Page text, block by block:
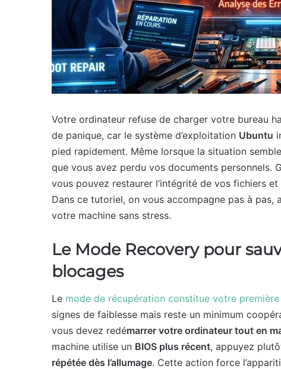
Votre ordinateur refuse de charger votre bureau
de panique, car le système d’exploitation Ubuntu
pied rapidement. Même lorsque la situation
que vous avez perdu vos documents personnels.
vous pouvez restaurer l’intégrité de vos fichiers
Dans ce tutoriel, on vous accompagne pas à
votre machine sans stress.
Le Mode Recovery pour
blocages
Le mode de récupération constitue votre
signes de faiblesse mais reste un minimum
vous devez redémarrer votre ordinateur tout en
machine utilise un BIOS plus récent, appuyez
répétée dès l’allumage. Cette action force